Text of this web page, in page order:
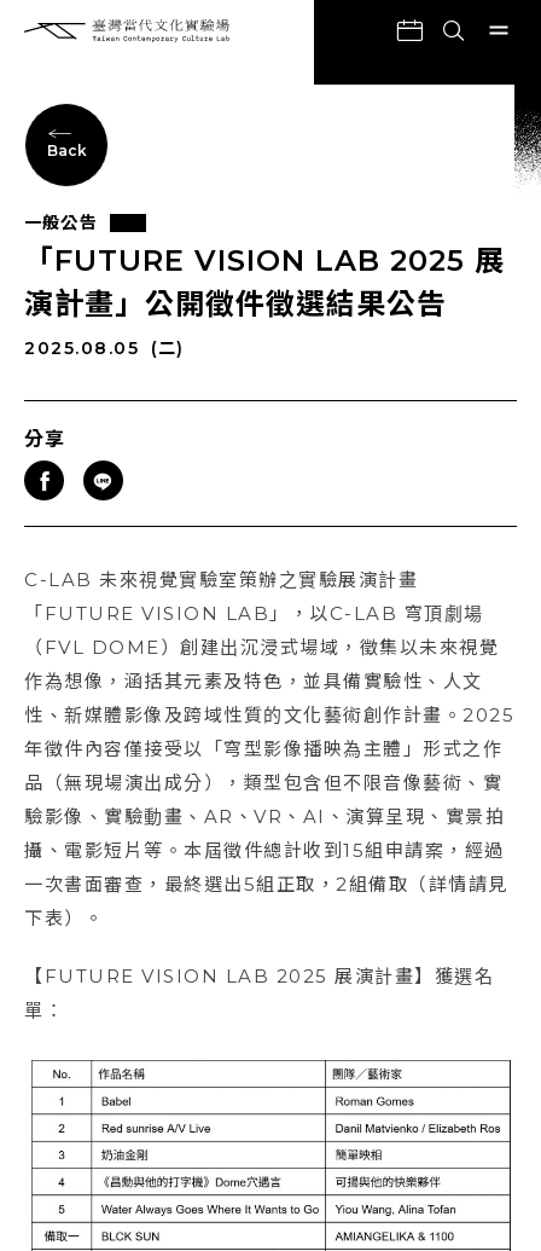
Back
一般公告
「FUTURE VISION LAB 2025 展
演計畫」公開徵件徵選結果公告
2025.08.05 (二)
分享
C-LAB 未來視覺實驗室策辦之實驗展演計畫
「FUTURE VISION LAB」，以C-LAB 穹頂劇場
（FVL DOME）創建出沉浸式場域，徵集以未來視覺
作為想像，涵括其元素及特色，並具備實驗性、人文
性、新媒體影像及跨域性質的文化藝術創作計畫。2025
年徵件內容僅接受以「穹型影像播映為主體」形式之作
品（無現場演出成分），類型包含但不限音像藝術、實
驗影像、實驗動畫、AR、VR、AI、演算呈現、實景拍
攝、電影短片等。本屆徵件總計收到15組申請案，經過
一次書面審查，最終選出5組正取，2組備取（詳情請見
下表）。
【FUTURE VISION LAB 2025 展演計畫】獲選名
單：